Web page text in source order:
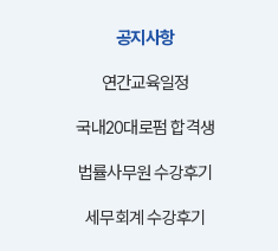
공지사항
연간교육일정
국내20대로펌 합격생
법률사무원 수강후기
세무회계 수강후기